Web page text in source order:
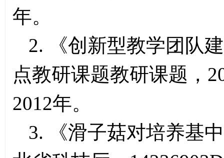
年。
2. 《创新型教学团队
点教研课题教研课题，
2012年。
3. 《滑子菇对培养基